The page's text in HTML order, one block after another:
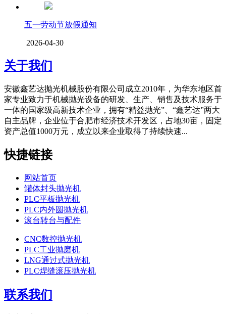
五一劳动节放假通知
2026-04-30
关于我们
安徽鑫艺达抛光机械股份有限公司成立2010年，为华东地区首
家专业致力于机械抛光设备的研发、生产、销售及技术服务于
一体的国家级高新技术企业，拥有“精益抛光”、“鑫艺达”两大
自主品牌，企业位于合肥市经济技术开发区，占地30亩，固定
资产总值1000万元，成立以来企业取得了持续快速...
快捷链接
网站首页
罐体封头抛光机
PLC平板抛光机
PLC内外圆抛光机
滚台转台与配件
CNC数控抛光机
PLC工业抛磨机
LNG通过式抛光机
PLC焊缝滚压抛光机
联系我们